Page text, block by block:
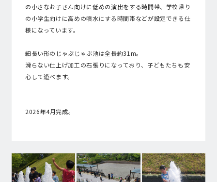
の小さなお子さん向けに低めの演出をする時間帯、学校帰り
の小学生向けに高めの噴水にする時間帯などが設定できる仕
様になっています。
細長い形のじゃぶじゃぶ池は全長約31m。
滑らない仕上げ加工の石張りになっており、子どもたちも安
心して遊べます。
2026年4月完成。